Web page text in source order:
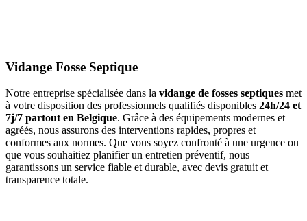
Vidange Fosse Septique
Notre entreprise spécialisée dans la vidange de fosses septiques met
à votre disposition des professionnels qualifiés disponibles 24h/24 et
7j/7 partout en Belgique. Grâce à des équipements modernes et
agréés, nous assurons des interventions rapides, propres et
conformes aux normes. Que vous soyez confronté à une urgence ou
que vous souhaitiez planifier un entretien préventif, nous
garantissons un service fiable et durable, avec devis gratuit et
transparence totale.